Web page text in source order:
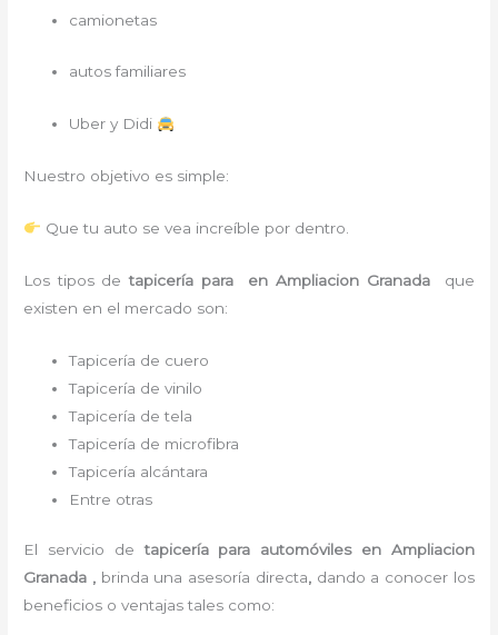
camionetas
autos familiares
Uber y Didi
Nuestro objetivo es simple:
Que tu auto se vea increíble por dentro.
Los tipos de tapicería para en Ampliacion Granada
que
existen en el mercado son:
Tapicería de cuero
Tapicería de vinilo
Tapicería de tela
Tapicería de microfibra
Tapicería alcántara
Entre otras
El servicio detapicería para automóviles en Ampliacion
Granada , brinda una asesoría directa, dando a conocer los
beneficios o ventajas tales como: